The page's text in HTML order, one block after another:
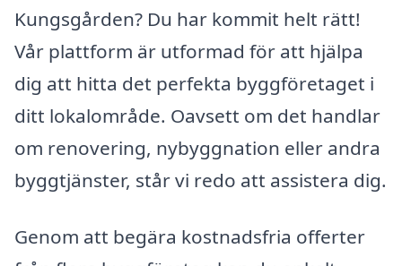
Kungsgården? Du har kommit helt rätt!
Vår plattform är utformad för att hjälpa
dig att hitta det perfekta byggföretaget i
ditt lokalområde. Oavsett om det handlar
om renovering, nybyggnation eller andra
byggtjänster, står vi redo att assistera dig.
Genom att begära kostnadsfria offerter